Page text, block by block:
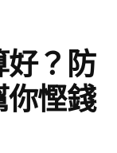
好？防
你慳錢